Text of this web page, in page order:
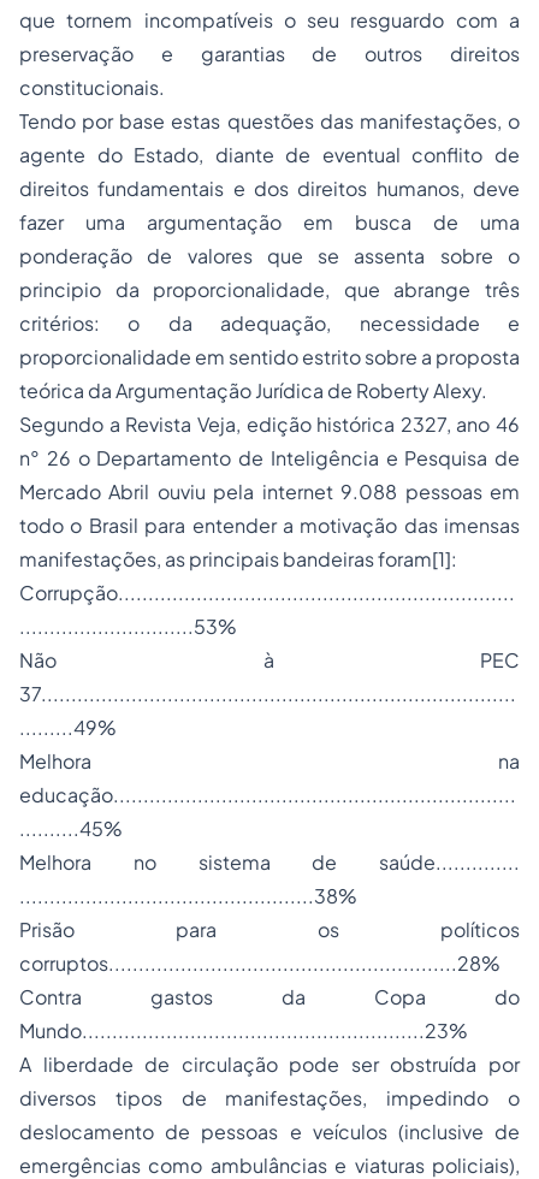
que tornem incompatíveis o seu resguardo com a
preservação e garantias de outros direitos
constitucionais.
Tendo por base estas questões das manifestações, o
agente do Estado, diante de eventual conflito de
direitos fundamentais e dos direitos humanos, deve
fazer uma argumentação em busca de uma
ponderação de valores que se assenta sobre o
principio da proporcionalidade, que abrange três
critérios: o da adequação, necessidade e
proporcionalidade em sentido estrito sobre a proposta
teórica da Argumentação Jurídica de Roberty Alexy.
Segundo a Revista Veja, edição histórica 2327, ano 46
n° 26 o Departamento de Inteligência e Pesquisa de
Mercado Abril ouviu pela internet 9.088 pessoas em
todo o Brasil para entender a motivação das imensas
manifestações, as principais bandeiras foram[1]:
Corrupção..................................................................
.............................53%
Não à PEC
37...............................................................................
.........49%
Melhora na
educação...................................................................
..........45%
Melhora no sistema de saúde..............
.................................................38%
Prisão para os políticos
corruptos..........................................................28%
Contra gastos da Copa do
Mundo.........................................................23%
A liberdade de circulação pode ser obstruída por
diversos tipos de manifestações, impedindo o
deslocamento de pessoas e veículos (inclusive de
emergências como ambulâncias e viaturas policiais),